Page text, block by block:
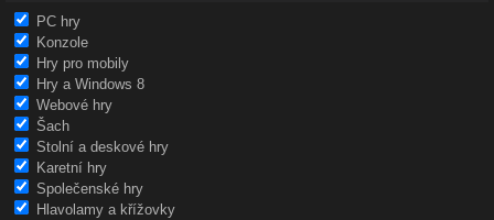
PC hry
Konzole
Hry pro mobily
Hry a Windows 8
Webové hry
Šach
Stolní a deskové hry
Karetní hry
Společenské hry
Hlavolamy a křížovky